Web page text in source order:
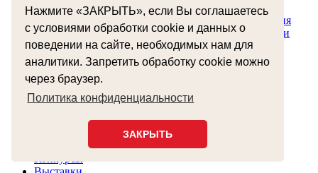
Нажмите «ЗАКРЫТЬ», если Вы соглашаетесь
с условиями обработки cookie и данных о
поведении на сайте, необходимых нам для
аналитики. Запретить обработку cookie можно
через браузер.
Политика конфиденциальности
ЗАКРЫТЬ
Формы документов, связанных с
противодействием коррупции, для заполнения
Сведения о доходах, расходах, об имуществе и
обязательствах имущественного характера
Комиссия по соблюдению требований к
служебному поведению и урегулированию
конфликта интересов
Обратная связь для сообщений о фактах
Противодействие терроризму